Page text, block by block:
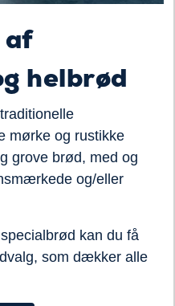
af
helbrød
mørke og rustikke
grove brød, med og
og/eller
kan du få
som dækker alle